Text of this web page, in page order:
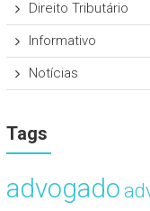
Direito Tributário
Informativo
Notícias
Tags
advogado